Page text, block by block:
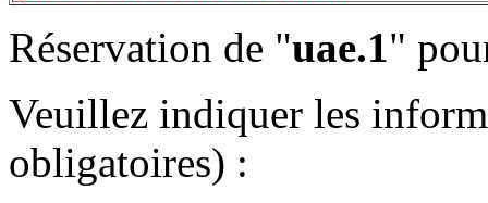
Réservation de "uae.1"
Veuillez indiquer les
obligatoires) :